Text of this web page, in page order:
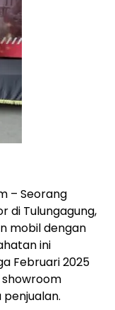
– Seorang
di Tulungagung,
mobil dengan
ini
Februari 2025